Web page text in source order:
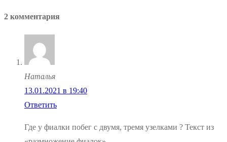
2 комментария
Наталья
13.01.2021 в 19:40
Ответить
Где у фиалки побег с двумя, тремя узелками ? Текст из